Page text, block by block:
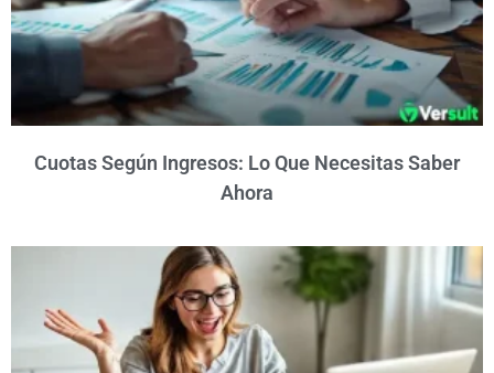
Cuotas Según Ingresos: Lo Que Necesitas Saber
Ahora